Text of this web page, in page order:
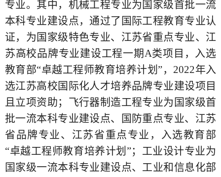
专业。其中，机械工程专业为国家级首批一流
本科专业建设点，通过了国际工程教育专业认
证，为国家级特色专业、江苏省重点专业、江
苏高校品牌专业建设工程一期A类项目，入选
教育部“卓越工程师教育培养计划”，2022年入
选江苏高校国际化人才培养品牌专业建设项目
且立项资助；飞行器制造工程专业为国家级首
批一流本科专业建设点、国防重点专业、江苏
省品牌专业、江苏省重点专业，入选教育部
“卓越工程师教育培养计划”；工业设计专业为
国家级一流本科专业建设点、工业和信息化部